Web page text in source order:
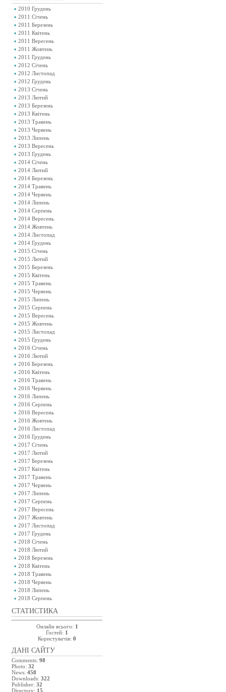
2010 Грудень
2011 Січень
2011 Березень
2011 Квітень
2011 Вересень
2011 Жовтень
2011 Грудень
2012 Січень
2012 Листопад
2012 Грудень
2013 Січень
2013 Лютий
2013 Березень
2013 Квітень
2013 Травень
2013 Червень
2013 Липень
2013 Вересень
2013 Грудень
2014 Січень
2014 Лютий
2014 Березень
2014 Травень
2014 Червень
2014 Липень
2014 Серпень
2014 Вересень
2014 Жовтень
2014 Листопад
2014 Грудень
2015 Січень
2015 Лютий
2015 Березень
2015 Квітень
2015 Травень
2015 Червень
2015 Липень
2015 Серпень
2015 Вересень
2015 Жовтень
2015 Листопад
2015 Грудень
2016 Січень
2016 Лютий
2016 Березень
2016 Квітень
2016 Травень
2016 Червень
2016 Липень
2016 Серпень
2016 Вересень
2016 Жовтень
2016 Листопад
2016 Грудень
2017 Січень
2017 Лютий
2017 Березень
2017 Квітень
2017 Травень
2017 Червень
2017 Липень
2017 Серпень
2017 Вересень
2017 Жовтень
2017 Листопад
2017 Грудень
2018 Січень
2018 Лютий
2018 Березень
2018 Квітень
2018 Травень
2018 Червень
2018 Липень
2018 Серпень
СТАТИСТИКА
Онлайн всього: 1
Гостей: 1
Користувачів: 0
ДАНІ САЙТУ
Comments: 98
Photo: 32
News: 458
Downloads: 322
Publisher: 32
Directory: 15